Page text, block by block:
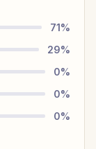
71%
29%
0%
0%
0%